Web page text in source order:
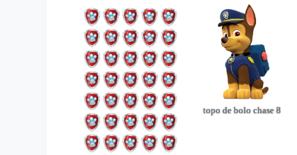
topo de bolo chase 8